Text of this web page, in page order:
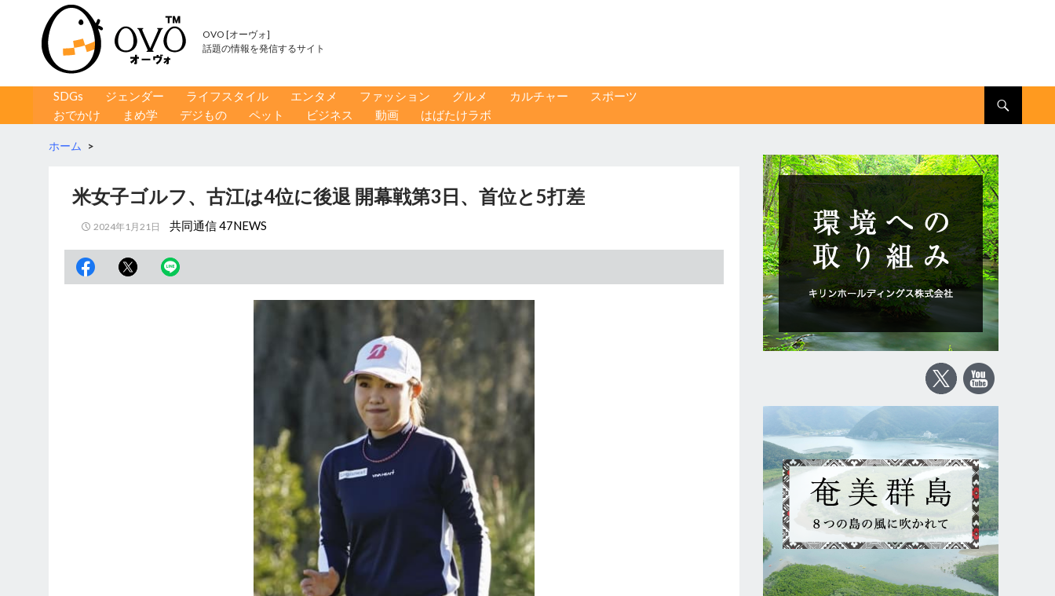
OVO [オーヴォ]
話題の情報を発信するサイト
コンテンツへ移動
SDGs ジェンダー ライフスタイル エンタメ ファッション グルメ カルチャー
スポーツ
おでかけ
まめ学 デジもの ペット ビジネス 動画 はばたけラボ
ホーム >
米女子ゴルフ、古江は4位に後退 開幕戦第3日、首位と5打差
2024年1月21日 共同通信 47NEWS